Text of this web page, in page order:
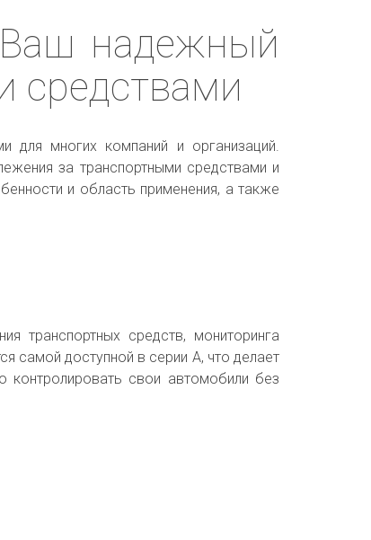
надежный
средствами
для многих компаний и организаций.
за транспортными средствами и
и область применения, а также
транспортных средств, мониторинга
самой доступной в серии А, что делает
свои автомобили без